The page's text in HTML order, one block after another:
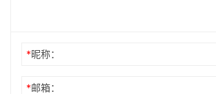
*昵称：
*邮箱：